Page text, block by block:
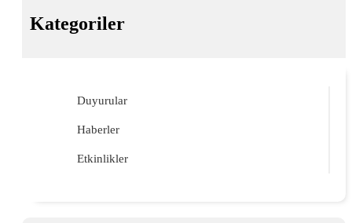
Kategoriler
Duyurular
Haberler
Etkinlikler